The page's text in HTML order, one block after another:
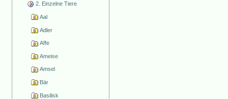
2. Einzelne Tiere
Aal
Adler
Affe
Ameise
Amsel
Bär
Basilisk